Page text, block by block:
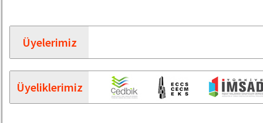
Üyelerimiz
Üyeliklerimiz